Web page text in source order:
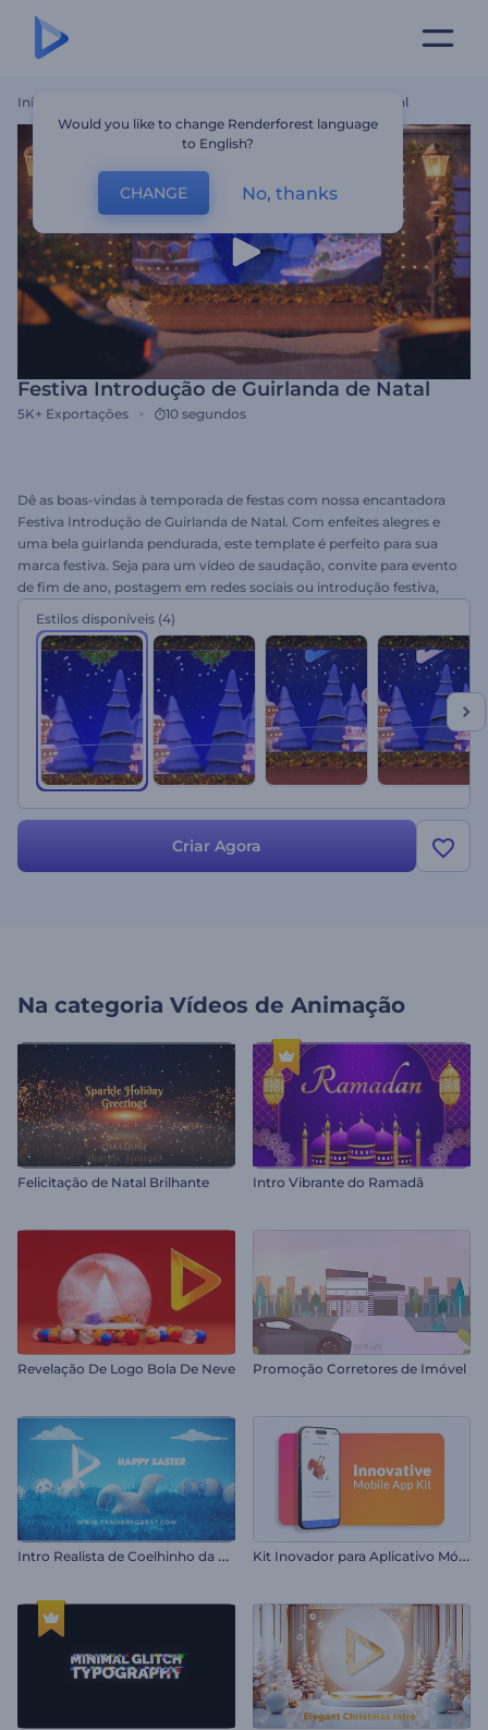
Início Festiva Introdução De Guirlanda De Natal
Festiva Introdução de Guirlanda de Natal
5K+ Exportações 10 segundos
Dê as boas-vindas à temporada de festas com nossa encantadora
Festiva Introdução de Guirlanda de Natal. Com enfeites alegres e
uma bela guirlanda pendurada, este template é perfeito para sua
marca festiva. Seja para um vídeo de saudação, convite para evento
de fim de ano, postagem em redes sociais ou introdução festiva,
profissional. Tudo o que você precisa fazer é fazer o upload do seu
logo, escrever seus votos calorosos, escolher uma trilha sonora de
fundo, e pronto. Crie agora!
Estilos disponíveis (4)
Criar Agora
Na categoria Vídeos de Animação
Felicitação de Natal Brilhante Intro Vibrante do Ramadã
Revelação De Logo Bola De Neve Promoção Corretores de Imóvel
I
ntro Realista de Coelhinho da Páscoa K
it Inovador para Aplicativo Móvel
Would you like to change Renderforest language
to English?
CHANGE No, thanks